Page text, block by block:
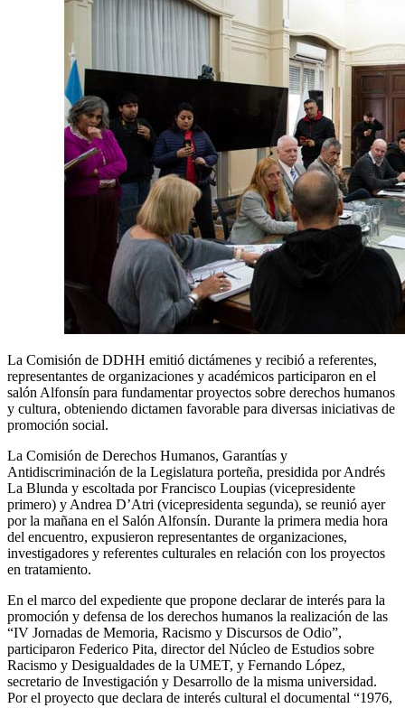
La Comisión de DDHH emitió dictámenes y recibió a referentes,
representantes de organizaciones y académicos participaron en el
salón Alfonsín para fundamentar proyectos sobre derechos humanos
y cultura, obteniendo dictamen favorable para diversas iniciativas de
promoción social.
La Comisión de Derechos Humanos, Garantías y
Antidiscriminación de la Legislatura porteña, presidida por Andrés
La Blunda y escoltada por Francisco Loupias (vicepresidente
primero) y Andrea D’Atri (vicepresidenta segunda), se reunió ayer
por la mañana en el Salón Alfonsín. Durante la primera media hora
del encuentro, expusieron representantes de organizaciones,
investigadores y referentes culturales en relación con los proyectos
en tratamiento.
En el marco del expediente que propone declarar de interés para la
promoción y defensa de los derechos humanos la realización de las
“IV Jornadas de Memoria, Racismo y Discursos de Odio”,
participaron Federico Pita, director del Núcleo de Estudios sobre
Racismo y Desigualdades de la UMET, y Fernando López,
secretario de Investigación y Desarrollo de la misma universidad.
Por el proyecto que declara de interés cultural el documental “1976,